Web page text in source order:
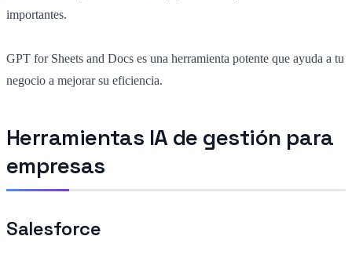
importantes.
GPT for Sheets and Docs es una herramienta potente que ayuda a tu
negocio a mejorar su eficiencia.
Herramientas IA de gestión para
empresas
Salesforce